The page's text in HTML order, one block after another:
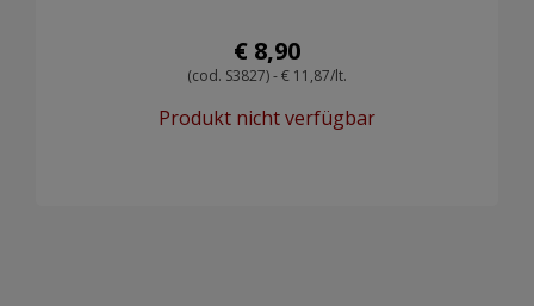
€ 8,90
(cod. S3827) - € 11,87/lt.
Produkt nicht verfügbar